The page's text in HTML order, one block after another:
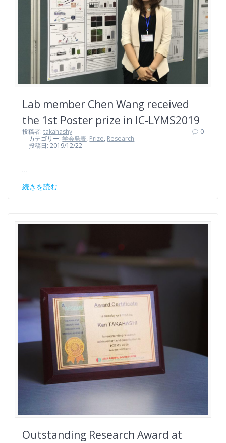
Lab member Chen Wang received
the 1st Poster prize in IC-LYMS2019
投稿者: takahashy
カテゴリー:学会発表, Prize, Research
投稿日: 2019/12/22
0
…
続きを読む
Outstanding Research Award at